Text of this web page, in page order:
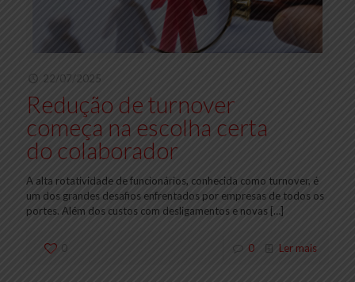
22/07/2025
Redução de turnover
começa na escolha certa
do colaborador
A alta rotatividade de funcionários, conhecida como turnover, é
um dos grandes desafios enfrentados por empresas de todos os
portes. Além dos custos com desligamentos e novas […]
0 0 Ler mais